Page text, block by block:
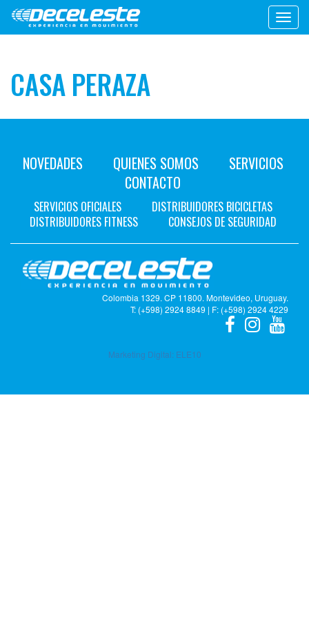
CASA PERAZA
NOVEDADES QUIENES SOMOS
SERVICIOS
CONTACTO
SERVICIOS OFICIALES
DISTRIBUIDORES BICICLETAS
DISTRIBUIDORES FITNESS
CONSEJOS DE SEGURIDAD
Colombia 1329. CP 11800. Montevideo, Uruguay.
T: (+598) 2924 8849 | F: (+598) 2924 4229
Marketing Digital: ELE10